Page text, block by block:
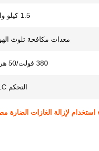
1.5 كيلو واط
معدات مكافحة تلوث
380 فولت/50 هرتز
التحكم PLC
لإزالة الغازات الضارة